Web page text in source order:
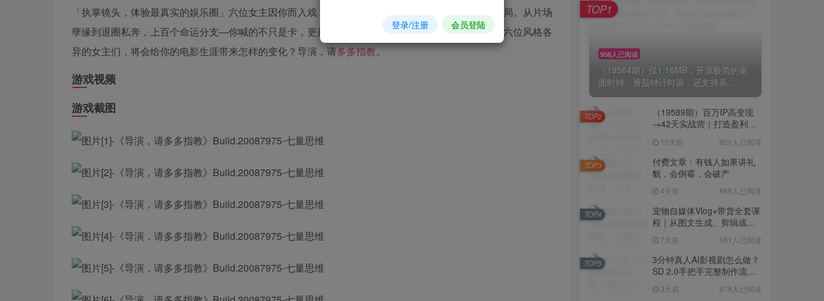
「执掌镜头，体验最真实的娱乐圈」六位女主因你而入戏，作为
身份的你，每个抉择都在改写结局。从片场
孽缘到退圈私奔，上百个命运分支—你喊的不只是卡，更是爱情的幕启与幕落。」最真实的恋爱感，六位风格各
异的女主们，将会给你的电影生涯带来怎样的变化？导演，请多多指教。
游戏视频
游戏截图
956人已阅读
（19564期）仅1.16MB，开源极简的桌
面时钟、番茄钟计时器，还支持系...
TOP1
（19589期）百万IP高变现
→42天实战营｜打造盈利赚
域转化批量成交积累客户案
例
10天前 921人已阅读
TOP2
付费文章：有钱人如果讲礼
貌，会倒霉，会破产
4天前 888人已阅读
TOP3
宠物自媒体Vlog+带货全套课
程｜从图文生成、剪辑成片
7天前 881人已阅读
TOP4
3分钟真人AI影视剧怎么做？
SD 2.0手把手完整制作流程
无限生成
3天前 879人已阅读
TOP5
登录/注册 会员登陆